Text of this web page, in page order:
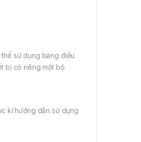
sử dụng bảng điều
bị có riêng một bộ
kĩ hướng dẫn sử dụng